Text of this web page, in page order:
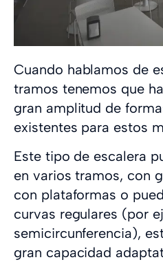
Cuando hablamos de
tramos tenemos que
gran amplitud de
existentes para estos
Este tipo de escalera
en varios tramos, con
con plataformas o
curvas regulares (por
semicircunferencia),
gran capacidad